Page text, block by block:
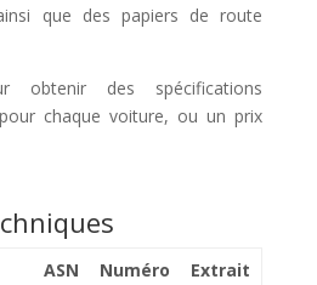
que des papiers de route
obtenir des spécifications
chaque voiture, ou un prix
ASN Numéro
Extrait